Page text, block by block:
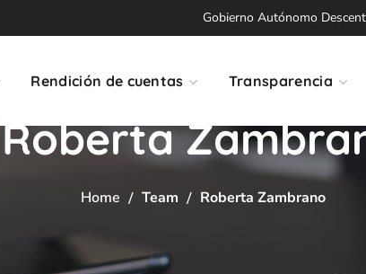
Gobierno Autónomo
Rendición de cuentas Transparencia
Roberta
Home Team Roberta Zambrano